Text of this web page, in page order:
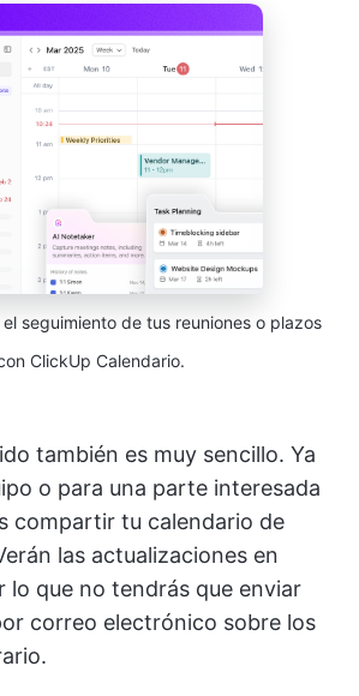
seguimiento de tus reuniones o plazos
ClickUp Calendario.
también es muy sencillo. Ya
o para una parte interesada
compartir tu calendario de
las actualizaciones en
lo que no tendrás que enviar
correo electrónico sobre los